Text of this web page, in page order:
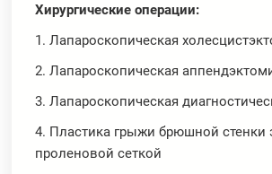
Хирургические операции:
1. Лапароскопическая
2. Лапароскопическая
3. Лапароскопическая
4. Пластика грыжи брюшной стенки
проленовой сеткой